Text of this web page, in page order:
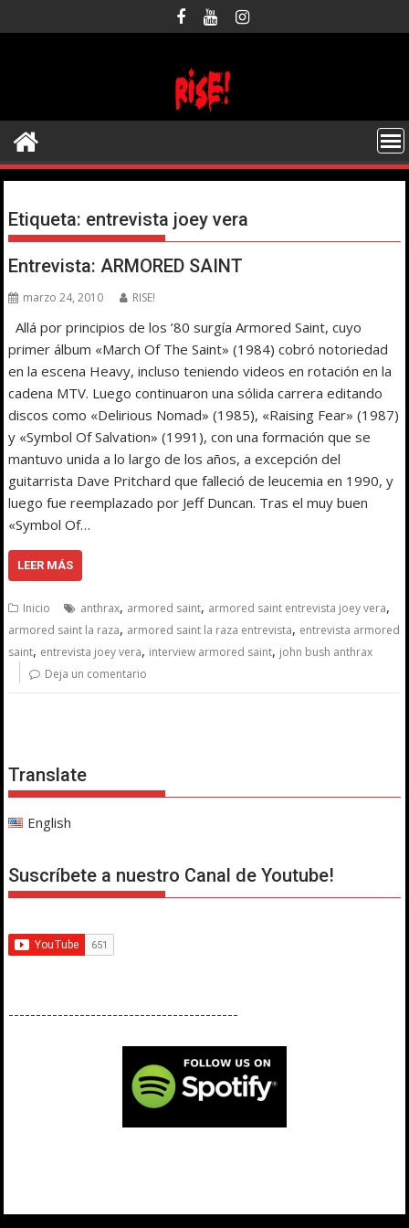
al
Etiqueta: entrevista joey vera
Entrevista: ARMORED SAINT
marzo 24, 2010 RISE!
Allá por principios de los ’80 surgía Armored Saint, cuyo
primer álbum «March Of The Saint» (1984) cobró notoriedad
en la escena Heavy, incluso teniendo videos en rotación en la
cadena MTV. Luego continuaron una sólida carrera editando
discos como «Delirious Nomad» (1985), «Raising Fear» (1987)
y «Symbol Of Salvation» (1991), con una formación que se
mantuvo unida a lo largo de los años, a excepción del
guitarrista Dave Pritchard que falleció de leucemia en 1990, y
luego fue reemplazado por Jeff Duncan. Tras el muy buen
«Symbol Of…
LEER MÁS
Inicio anthrax, armored saint, armored saint entrevista joey vera,
armored saint la raza, armored saint la raza entrevista, entrevista armored
saint, entrevista joey vera, interview armored saint, john bush anthrax
Deja un comentario
Translate
English
Suscríbete a nuestro Canal de Youtube!
------------------------------------------